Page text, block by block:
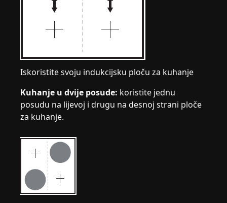
Iskoristite svoju indukcijsku ploču za kuhanje
Kuhanje u dvije posude: koristite jednu
posudu na lijevoj i drugu na desnoj strani ploče
za kuhanje.